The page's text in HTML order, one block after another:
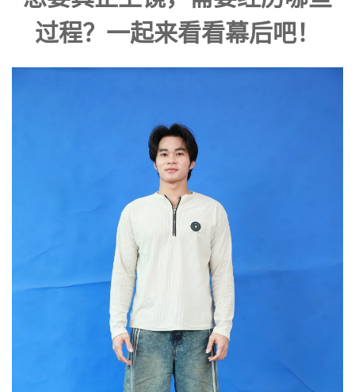
过程？一起来看看幕后吧！